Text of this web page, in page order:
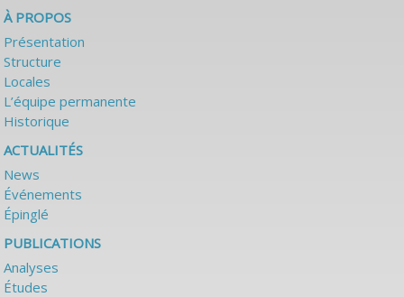
À PROPOS
Présentation
Structure
Locales
L’équipe permanente
Historique
ACTUALITÉS
News
Événements
Épinglé
PUBLICATIONS
Analyses
Études